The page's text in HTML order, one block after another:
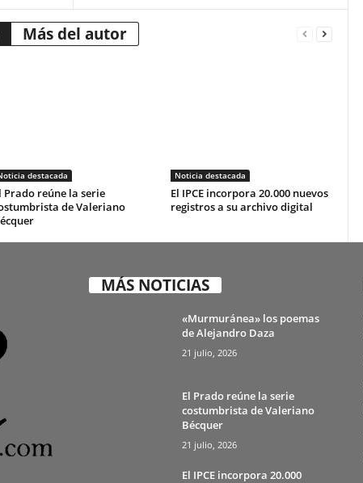
Más del autor
destacada
Prado reúne la serie
de Valeriano
Noticia destacada
El IPCE incorpora 20.000 nuevos
registros a su archivo digital
MÁS NOTICIAS
«Murmuránea» los poemas
de Alejandro Daza
21 julio, 2026
El Prado reúne la serie
costumbrista de Valeriano
Bécquer
21 julio, 2026
El IPCE incorpora 20.000